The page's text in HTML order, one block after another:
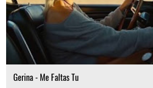
Gerina - Me Faltas Tu